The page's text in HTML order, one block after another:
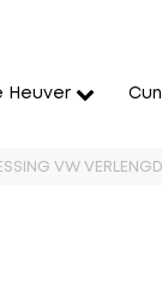
Heuver
VW